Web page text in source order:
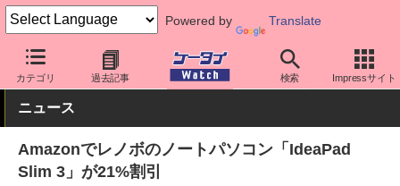
Powered by Translate
カテゴリ 過去記事 検索 Impressサイト
ケータイ Watch 周辺機器/アクセサリー その他
ニュース
Amazonでレノボのノートパソコン「IdeaPad
Slim 3」が21%割引